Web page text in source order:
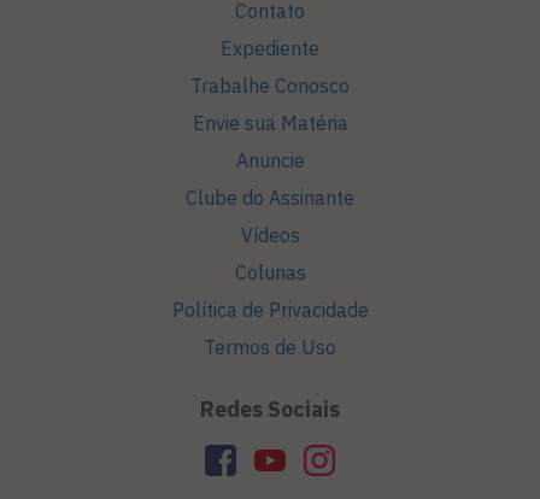
Contato
Expediente
Trabalhe Conosco
Envie sua Matéria
Anuncie
Clube do Assinante
Vídeos
Colunas
Política de Privacidade
Termos de Uso
Redes Sociais